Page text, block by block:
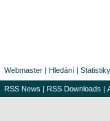
Webmaster | Hledání | Statistiky
RSS News | RSS Downloads |